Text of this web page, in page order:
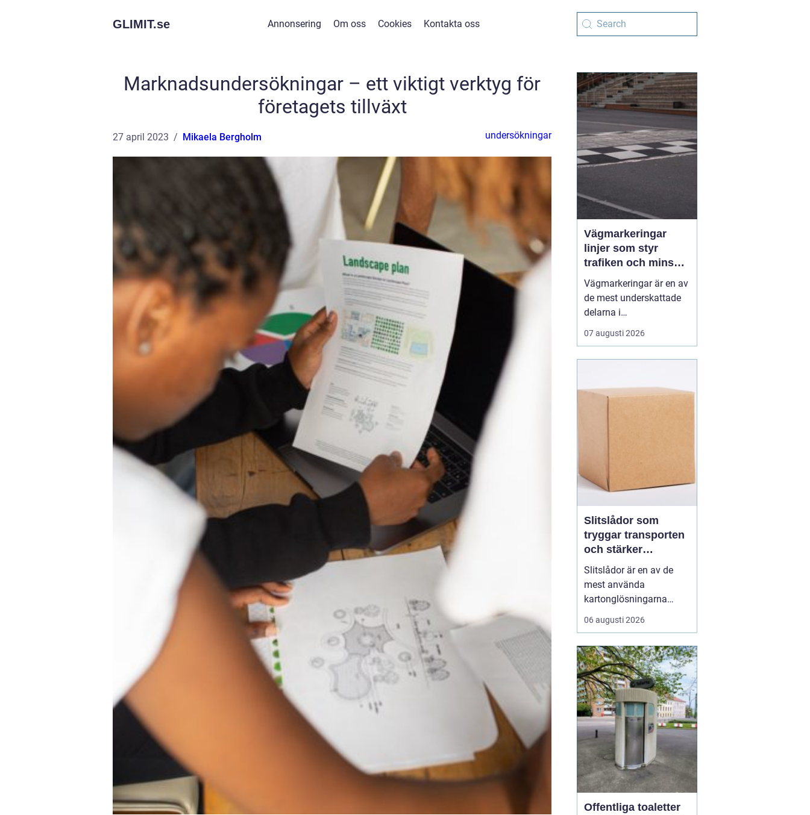
GLIMIT.se Annonsering Om oss Cookies Kontakta oss
Marknadsundersökningar – ett viktigt verktyg för
företagets tillväxt
27 april 2023 Mikaela Bergholm undersökningar
Vägmarkeringar
linjer som styr
trafiken och minskar
olyckor
Vägmarkeringar är en av
de mest underskattade
delarna i
trafiksäkerheten. De
syns överallt, men märks
Tydliga linjer hjälper
förare, cyklister och
07 augusti 2026
Slitslådor som
tryggar transporten
och stärker
varumärket
Slitslådor är en av de
mest använda
kartonglösningarna
inom transport och
logistik, och många
leverantörer som
standardpack.se för att
säkra både kvalitet och
flexibilitet. En s...
06 augusti 2026
Offentliga toaletter